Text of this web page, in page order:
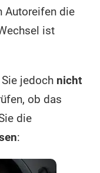
Autoreifen die
ist
jedoch nicht
ob das
die
: